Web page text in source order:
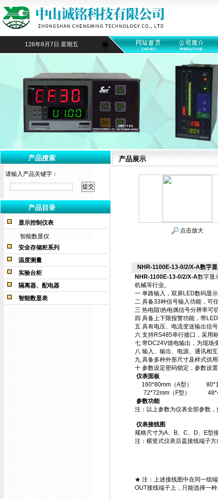
126年8月7日 星期五
产品搜索
请输入产品关键字：
产品目录
显示控制仪表
智能数显仪
安全存储柜系列
温度测量
实验台柜
隔离器、配电器
智能数显表
产品展示
点击放大
NHR-1100E-13-0/2/X-A数字
NHR-1100E-13-0/2/X-A数字显
机械等行业。
一 单路输入，双屏LED数码显
二 具备33种信号输入功能，可
三 热电阻\热电偶信号分辨率
四 具备上下限报警功能，带
五 具有电压、电流变送输出信
六 支持RS485串行接口，采用
七 带DC24V馈电输出，为现场
八 输入、输出、电源、通讯相
九 具备多种外形尺寸及样式供
十 参数设定密码锁定，参数设
仪表面板
160*80mm（A型）
72*72mm（F型）
参数功能
注：以上参数为仪表全部参数
仪表接线图
规格尺寸为A、B、C、D、E型
注：横竖式仪表后盖接线端子
★ 注：上述接线图中在同一组
OUT接线端子上，只能选择一种